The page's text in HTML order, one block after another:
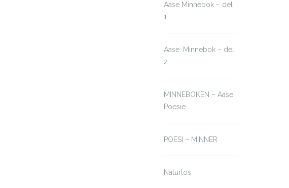
Aase Minnebok – del
1
Aase: Minnebok – del
2
MINNEBOKEN – Aase
Poesie
POESI – MINNER
Naturlos